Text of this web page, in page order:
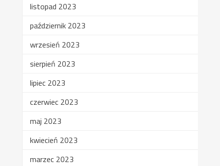
listopad 2023
październik 2023
wrzesień 2023
sierpień 2023
lipiec 2023
czerwiec 2023
maj 2023
kwiecień 2023
marzec 2023